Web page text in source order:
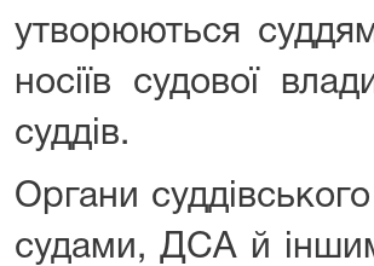
утворюються
носіїв судової
суддів.
Органи
судами, ДСА й